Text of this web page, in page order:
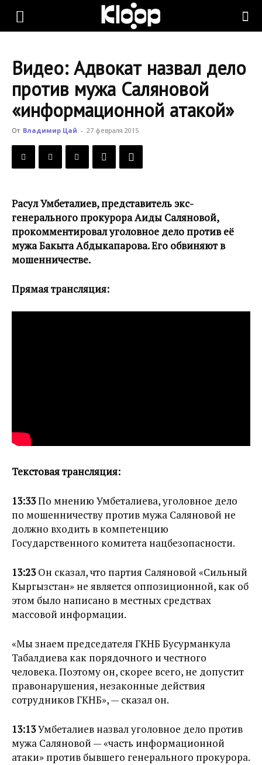
KLOOP.KG
Новости
Кыргызстана
Видео: Адвокат назвал дело
против мужа Саляновой
«информационной атакой»
От Владимир Цай - 27 февраля 2015
Расул Умбеталиев, представитель экс-
генерального прокурора Аиды Саляновой,
прокомментировал уголовное дело против её
мужа Бакыта Абдыкапарова. Его обвиняют в
мошенничестве.
Прямая трансляция:
Текстовая трансляция:
13:33По мнению Умбеталиева, уголовное дело
по мошенничеству против мужа Саляновой не
должно входить в компетенцию
Государственного комитета нацбезопасности.
13:23Он сказал, что партия Саляновой «Сильный
Кыргызстан» не является оппозиционной, как об
этом было написано в местных средствах
массовой информации.
«Мы знаем председателя ГКНБ Бусурманкула
Табалдиева как порядочного и честного
человека. Поэтому он, скорее всего, не допустит
правонарушения, незаконные действия
сотрудников ГКНБ», — сказал он.
13:13Умбеталиев назвал уголовное дело против
мужа Саляновой — «часть информационной
атаки» против бывшего генерального прокурора.